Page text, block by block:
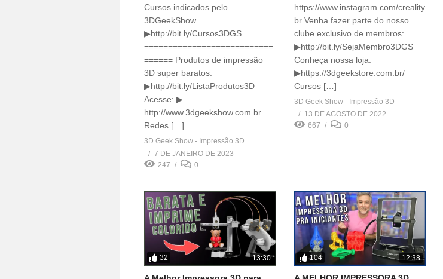
Cursos indicados pelo
3DGeekShow
▶http://bit.ly/Cursos3DGS
===========================
====== Produtos de impressão
3D super baratos:
▶http://bit.ly/ListaProdutos3D
Acesse: ▶
http://www.3dgeekshow.com.br
Redes […]
3D Geek Show - Impressão 3D
7 DE JANEIRO DE 2023
247
0
https://www.instagram.com/creality
br Venha fazer parte do nosso
clube exclusivo de membros:
▶http://bit.ly/SejaMembro3DGS
Conheça nossa loja:
▶https://3dgeekstore.com.br/
Cursos […]
3D Geek Show - Impressão 3D
13 DE AGOSTO DE 2022
667
0
32 13:30 104 12:38